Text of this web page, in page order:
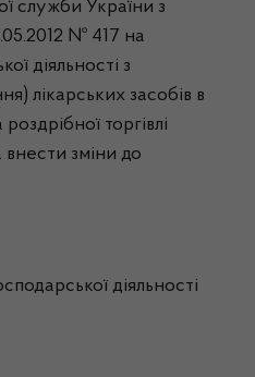
служби України з
№ 417 на
діяльності з
лікарських засобів в
торгівлі
зміни до
діяльності